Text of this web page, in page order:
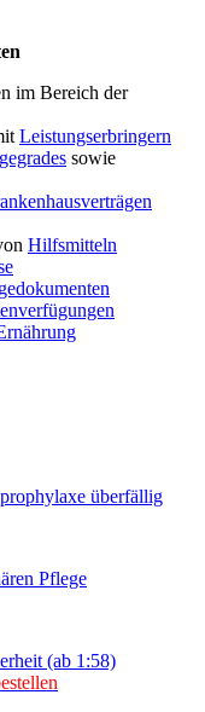
im Bereich der
Leistungserbringern
sowie
Hilfsmitteln
überfällig
Pflege
(ab 1:58)